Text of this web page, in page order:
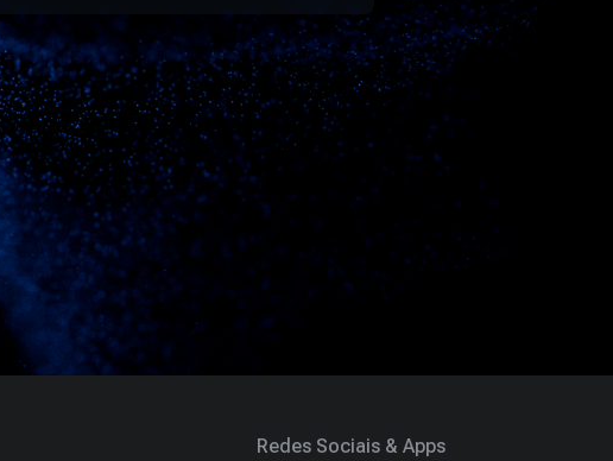
Redes Sociais & Apps